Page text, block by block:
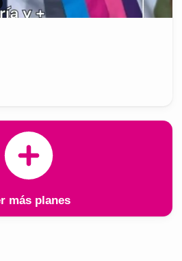
más planes